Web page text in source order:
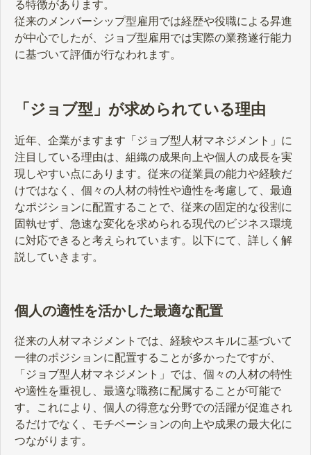
る特徴があります。
従来のメンバーシップ型雇用では経歴や役職による昇進
が中心でしたが、ジョブ型雇用では実際の業務遂行能力
に基づいて評価が行なわれます。
「ジョブ型」が求められている理由
近年、企業がますます「ジョブ型人材マネジメント」に
注目している理由は、組織の成果向上や個人の成長を実
現しやすい点にあります。従来の従業員の能力や経験だ
けではなく、個々の人材の特性や適性を考慮して、最適
なポジションに配置することで、従来の固定的な役割に
固執せず、急速な変化を求められる現代のビジネス環境
に対応できると考えられています。以下にて、詳しく解
説していきます。
個人の適性を活かした最適な配置
従来の人材マネジメントでは、経験やスキルに基づいて
一律のポジションに配置することが多かったですが、
「ジョブ型人材マネジメント」では、個々の人材の特性
や適性を重視し、最適な職務に配属することが可能で
す。これにより、個人の得意な分野での活躍が促進され
るだけでなく、モチベーションの向上や成果の最大化に
つながります。